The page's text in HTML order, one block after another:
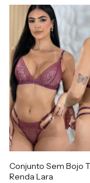
Conjunto Sem Bojo
Renda Lara